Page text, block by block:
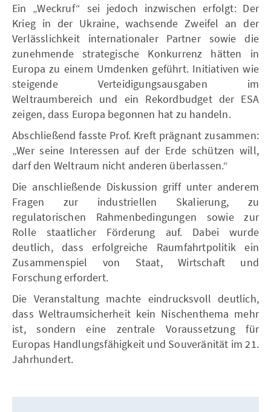
Ein „Weckruf“ sei jedoch inzwischen erfolgt: Der
Krieg in der Ukraine, wachsende Zweifel an der
Verlässlichkeit internationaler Partner sowie die
zunehmende strategische Konkurrenz hätten in
Europa zu einem Umdenken geführt. Initiativen wie
steigende Verteidigungsausgaben im
Weltraumbereich und ein Rekordbudget der ESA
zeigen, dass Europa begonnen hat zu handeln.
Abschließend fasste Prof. Kreft prägnant zusammen:
„Wer seine Interessen auf der Erde schützen will,
darf den Weltraum nicht anderen überlassen.“
Die anschließende Diskussion griff unter anderem
Fragen zur industriellen Skalierung, zu
regulatorischen Rahmenbedingungen sowie zur
Rolle staatlicher Förderung auf. Dabei wurde
deutlich, dass erfolgreiche Raumfahrtpolitik ein
Zusammenspiel von Staat, Wirtschaft und
Forschung erfordert.
Die Veranstaltung machte eindrucksvoll deutlich,
dass Weltraumsicherheit kein Nischenthema mehr
ist, sondern eine zentrale Voraussetzung für
Europas Handlungsfähigkeit und Souveränität im 21.
Jahrhundert.